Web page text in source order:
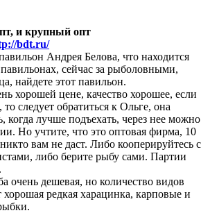
и крупный опт
bdt.ru/
Андрея Белова, что находится
сейчас за рыболовными,
найдете этот павильон.
хорошей цене, качество хорошее, если
следует обратиться к Ольге, она
когда лучше подъехать, через нее можно
Но учтите, что это оптовая фирма, 10
вам не даст. Либо кооперируйтесь с
либо берите рыбу сами. Партии
очень дешевая, но количество видов
хорошая редкая харацинка, карповые и